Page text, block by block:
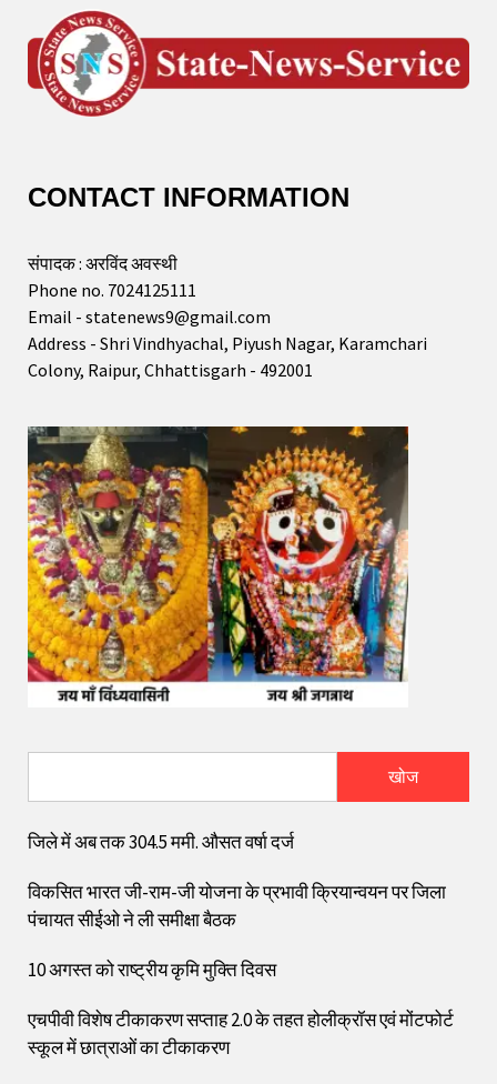
CONTACT INFORMATION
संपादक : अरविंद अवस्थी
Phone no. 7024125111
Email - statenews9@gmail.com
Address - Shri Vindhyachal, Piyush Nagar, Karamchari
Colony, Raipur, Chhattisgarh - 492001
खोज
जिले में अब तक 304.5 ममी. औसत वर्षा दर्ज
विकसित भारत जी-राम-जी योजना के प्रभावी क्रियान्वयन पर जिला
पंचायत सीईओ ने ली समीक्षा बैठक
10 अगस्त को राष्ट्रीय कृमि मुक्ति दिवस
एचपीवी विशेष टीकाकरण सप्ताह 2.0 के तहत होलीक्रॉस एवं मोंटफोर्ट
स्कूल में छात्राओं का टीकाकरण